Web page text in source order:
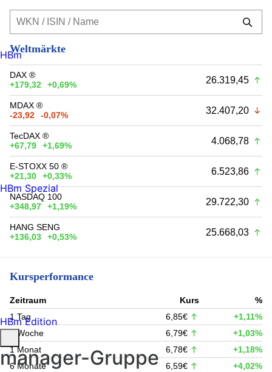
Weltmärkte
DAX ®
+179,32
+0,69% 26.319,45
MDAX ®
-23,92
-0,07% 32.407,20
TecDAX ®
+67,79
+1,69% 4.068,78
E-STOXX 50 ®
+21,30
+0,33% 6.523,86
NASDAQ 100
+348,97
+1,19% 29.722,30
HANG SENG
+136,03
+0,53% 25.668,03
Kursperformance
Zeitraum Kurs
%
1 Tag
6,85€
+1,11%
1 Woche
6,79€
+1,03%
1 Monat
6,78€
+1,18%
6 Monate
6,59€
+4,02%
HBm
HBm Spezial
HBm Edition
manager-Gruppe